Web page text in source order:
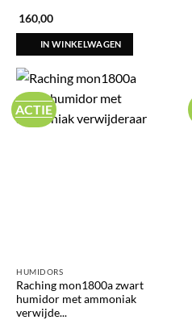
160,00
IN WINKELWAGEN
ACTIE
HUMIDORS
Raching mon1800a zwart
humidor met ammoniak
verwijde...